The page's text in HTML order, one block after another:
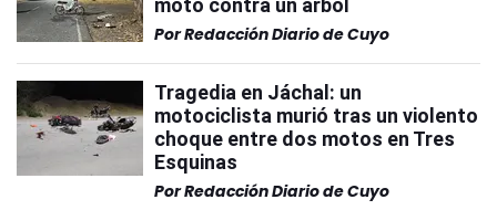
moto contra un árbol
PorRedacción Diario de Cuyo
Tragedia en Jáchal: un
motociclista murió tras un violento
choque entre dos motos en Tres
Esquinas
PorRedacción Diario de Cuyo